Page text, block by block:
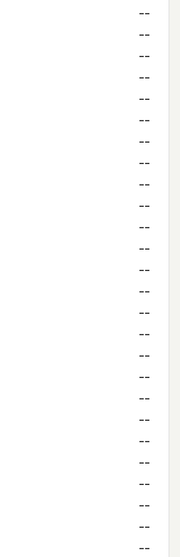
--
--
--
--
--
--
--
--
--
--
--
--
--
--
--
--
--
--
--
--
--
--
--
--
--
--